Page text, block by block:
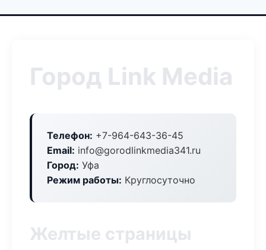
Город Link Media
Телефон: +7-964-643-36-45
Email: info@gorodlinkmedia341.ru
Город: Уфа
Режим работы: Круглосуточно
Желтые страницы